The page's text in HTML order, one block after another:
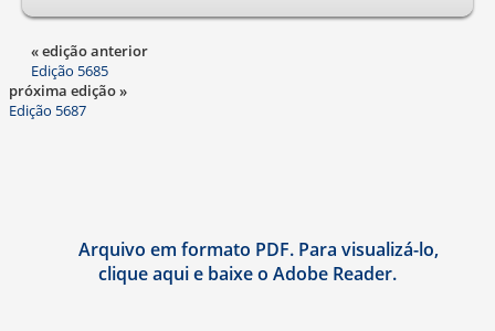
« edição anterior
Edição 5685
próxima edição »
Edição 5687
Arquivo em formato PDF. Para visualizá-lo,
clique aqui e baixe o Adobe Reader.